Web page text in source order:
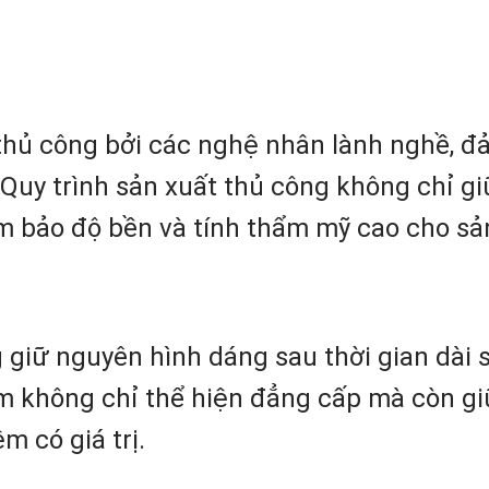
công bởi các nghệ nhân lành nghề,
trình sản xuất thủ công không chỉ
bảo độ bền và tính thẩm mỹ cao cho
nguyên hình dáng sau thời gian dài
không chỉ thể hiện đẳng cấp mà còn
có giá trị.